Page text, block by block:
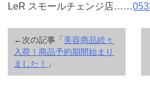
LeR スモールチェンジ店……
←次の記事「美容商品続々
入荷！商品予約期間始まり
ました！
」